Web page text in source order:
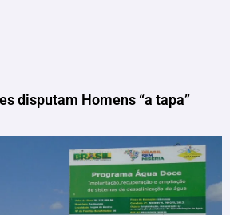
disputam Homens “a tapa”